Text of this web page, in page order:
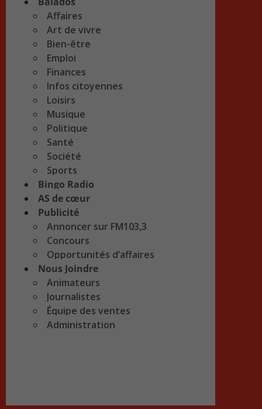
Affaires
Art de vivre
Bien-être
Emploi
Finances
Infos citoyennes
Loisirs
Musique
Politique
Santé
Société
Sports
Bingo Radio
AS de cœur
Publicité
Annoncer sur FM103,3
Concours
Opportunités d’affaires
Nous Joindre
Animateurs
Journalistes
Équipe des ventes
Administration